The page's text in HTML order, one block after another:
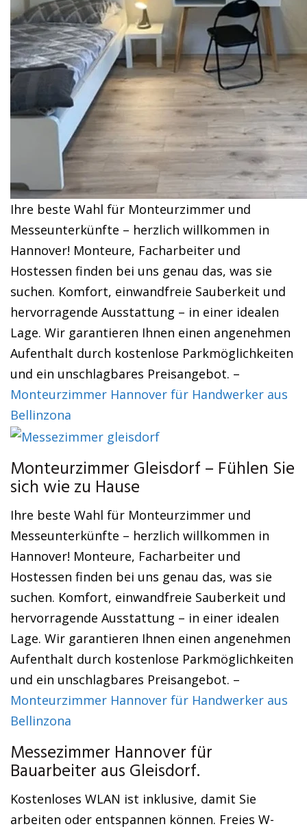
Ihre beste Wahl für Monteurzimmer und
Messeunterkünfte – herzlich willkommen in
Hannover! Monteure, Facharbeiter und
Hostessen finden bei uns genau das, was sie
suchen. Komfort, einwandfreie Sauberkeit und
hervorragende Ausstattung – in einer idealen
Lage. Wir garantieren Ihnen einen angenehmen
Aufenthalt durch kostenlose Parkmöglichkeiten
und ein unschlagbares Preisangebot. –
Monteurzimmer Hannover für Handwerker aus
Bellinzona
Monteurzimmer Gleisdorf – Fühlen Sie
sich wie zu Hause
Ihre beste Wahl für Monteurzimmer und
Messeunterkünfte – herzlich willkommen in
Hannover! Monteure, Facharbeiter und
Hostessen finden bei uns genau das, was sie
suchen. Komfort, einwandfreie Sauberkeit und
hervorragende Ausstattung – in einer idealen
Lage. Wir garantieren Ihnen einen angenehmen
Aufenthalt durch kostenlose Parkmöglichkeiten
und ein unschlagbares Preisangebot. –
Monteurzimmer Hannover für Handwerker aus
Bellinzona
Messezimmer Hannover für
Bauarbeiter aus Gleisdorf.
Kostenloses WLAN ist inklusive, damit Sie
arbeiten oder entspannen können. Freies W-